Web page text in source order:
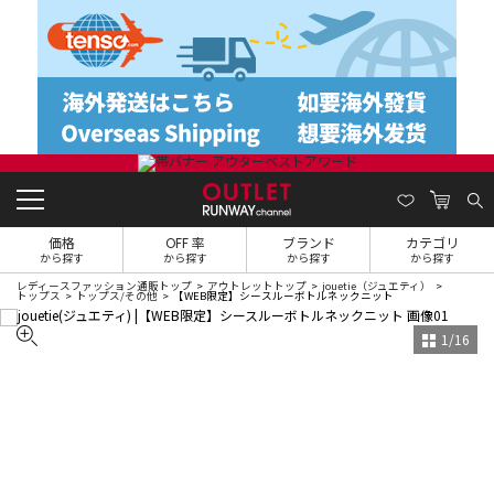
価格
から探す
OFF 率
から探す
ブランド
から探す
カテゴリ
から探す
レディースファッション通販トップ アウトレットトップ jouetie（ジュエティ）
トップス トップス/その他 【WEB限定】シースルーボトルネックニット
1 /16